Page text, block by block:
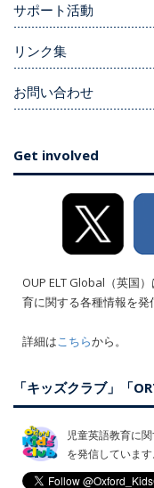
サポート活動
リンク集
お問い合わせ
Get involved
OUP ELT Global（英国
育に関する各種情報を発
詳細はこちらから。
「キッズクラブ」「
児童英語教育に
を発信しています